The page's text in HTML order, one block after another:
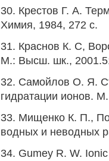
30. Крестов Г. А.
Химия, 1984, 272 с.
31. Краснов К. С,
М.: Высш. шк.,
32. Самойлов О. Я.
гидратации ионов.
33. Мищенко К. П.,
водных и неводных
34. Gumey R. W.